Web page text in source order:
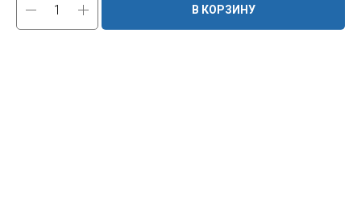
В КОРЗИНУ